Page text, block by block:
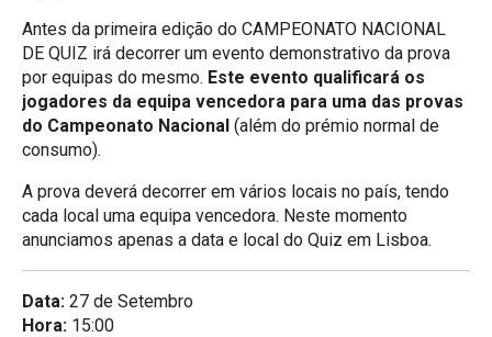
Antes da primeira edição do CAMPEONATO NACIONAL
DE QUIZ irá decorrer um evento demonstrativo da prova
por equipas do mesmo. Este evento qualificará os
jogadores da equipa vencedora para uma das provas
do Campeonato Nacional (além do prémio normal de
consumo).
A prova deverá decorrer em vários locais no país, tendo
cada local uma equipa vencedora. Neste momento
anunciamos apenas a data e local do Quiz em Lisboa.
Data: 27 de Setembro
Hora: 15:00